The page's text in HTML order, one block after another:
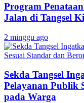
Program
Jalan di Tangsel
2 minggu ago
Sekda Tangsel
Pelayanan Publik
pada Warga